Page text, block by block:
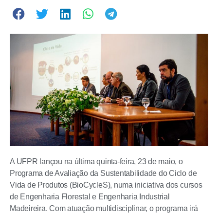
A UFPR lançou na última quinta-feira, 23 de maio, o
Programa de Avaliação da Sustentabilidade do Ciclo de
Vida de Produtos (BioCycleS), numa iniciativa dos cursos
de Engenharia Florestal e Engenharia Industrial
Madeireira. Com atuação multidisciplinar, o programa irá